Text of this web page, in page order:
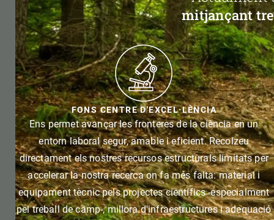
mitjançant
FONS CENTRE D'EXCEL·LÈNCIA
Ens permet avançar les fronteres de la ciència en un
entorn laboral segur, amable i eficient. Recolzeu
directament els nostres recursos estructurals limitats per
accelerar la nostra recerca on fa més falta: material i
equipament tècnic pels projectes científics -especialment
pel treball de camp-, millora d'infraestructures i adequació